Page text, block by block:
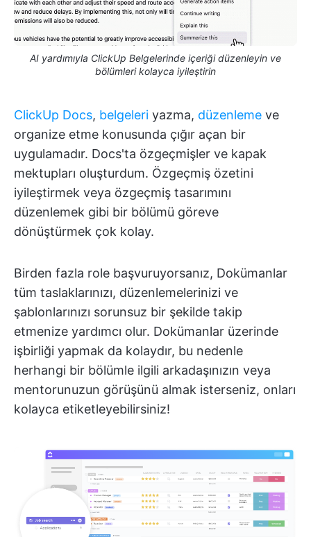
AI yardımıyla ClickUp Belgelerinde içeriği düzenleyin ve
bölümleri kolayca iyileştirin
ClickUp Docs, belgeleri yazma, düzenleme ve
organize etme konusunda çığır açan bir
uygulamadır. Docs'ta özgeçmişler ve kapak
mektupları oluşturdum. Özgeçmiş özetini
iyileştirmek veya özgeçmiş tasarımını
düzenlemek gibi bir bölümü göreve
dönüştürmek çok kolay.
Birden fazla role başvuruyorsanız, Dokümanlar
tüm taslaklarınızı, düzenlemelerinizi ve
şablonlarınızı sorunsuz bir şekilde takip
etmenize yardımcı olur. Dokümanlar üzerinde
işbirliği yapmak da kolaydır, bu nedenle
herhangi bir bölümle ilgili arkadaşınızın veya
mentorunuzun görüşünü almak isterseniz, onları
kolayca etiketleyebilirsiniz!